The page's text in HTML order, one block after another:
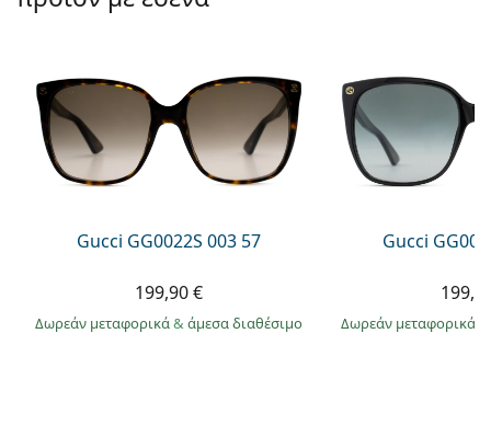
Persol
Όλες οι μάρκες
Gucci GG0022S 003 57
199,90 €
Δωρεάν μεταφορικά& άμεσα διαθέσιμο
Gucci
Δωρεάν μεταφορικά